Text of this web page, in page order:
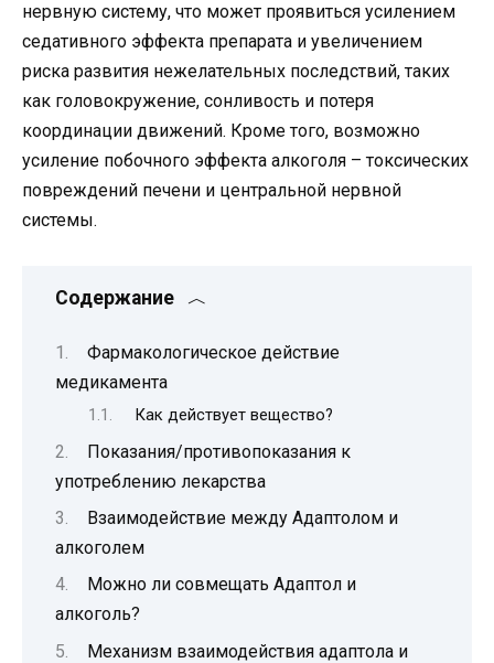
нервную систему, что может проявиться усилением
седативного эффекта препарата и увеличением
риска развития нежелательных последствий, таких
как головокружение, сонливость и потеря
координации движений. Кроме того, возможно
усиление побочного эффекта алкоголя – токсических
повреждений печени и центральной нервной
системы.
Содержание
Фармакологическое действие
медикамента
Как действует вещество?
Показания/противопоказания к
употреблению лекарства
Взаимодействие между Адаптолом и
алкоголем
Можно ли совмещать Адаптол и
алкоголь?
Механизм взаимодействия адаптола и